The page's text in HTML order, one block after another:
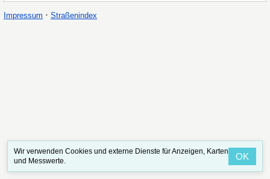
Impressum · Straßenindex
Wir verwenden Cookies und externe Dienste für Anzeigen, Karten
und Messwerte.
OK